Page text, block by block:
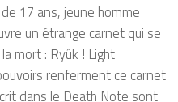
17 ans, jeune homme
un étrange carnet qui se
mort : Ryûk ! Light
renferment ce carnet
dans le Death Note sont